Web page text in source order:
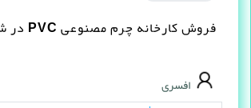
فروش کارخانه چرم مصنوعى PVC در شیراز
افسری